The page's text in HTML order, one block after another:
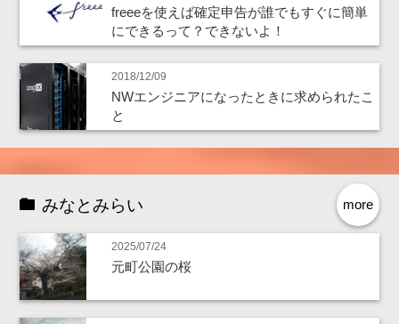
freeeを使えば確定申告が誰でもすぐに簡単
にできるって？できないよ！
2018/12/09
NWエンジニアになったときに求められたこ
と
more
みなとみらい
2025/07/24
元町公園の桜